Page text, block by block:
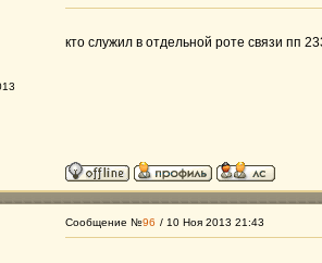
кто служил в отдельной роте связи пп
Сообщение №96 / 10 Ноя 2013 21:43